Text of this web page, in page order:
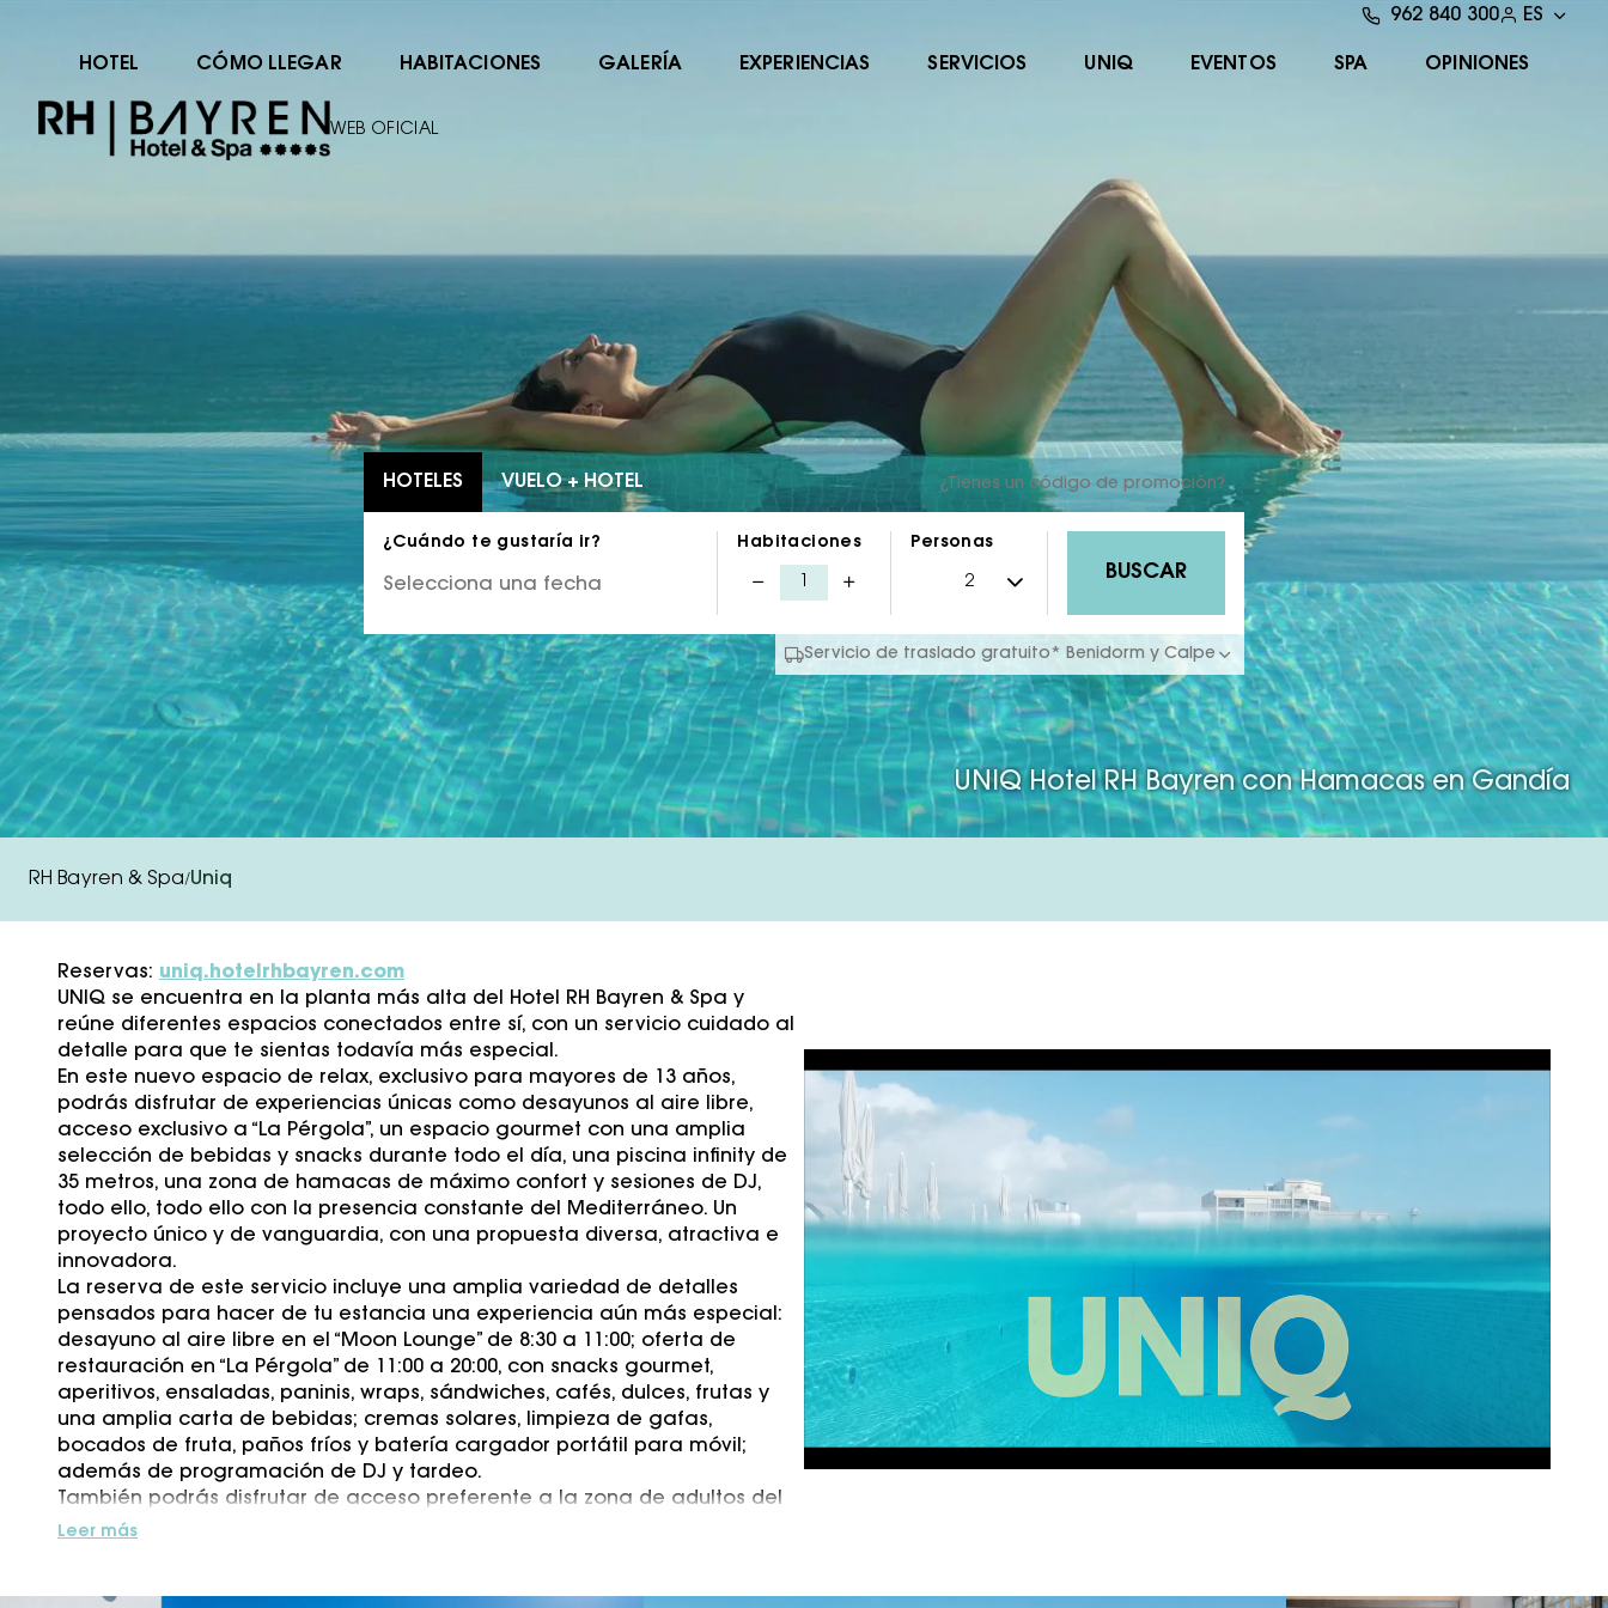
HOTEL CÓMO LLEGAR HABITACIONES GALERÍA EXPERIENCIAS SERVICIOS UNIQ EVENTOS SPA OPINIONES
WEB OFICIAL
962 840 300 ES
UNIQ Hotel RH Bayren con Hamacas en Gandía
HOTELES VUELO + HOTEL
¿Cuándo te gustaría ir? Habitaciones Personas
BUSCAR
¿Tienes un código de promoción?
Servicio de traslado gratuito* Benidorm y Calpe
RH Bayren & Spa/Uniq
Reservas: uniq.hotelrhbayren.com
UNIQ se encuentra en la planta más alta del Hotel RH Bayren & Spa y
reúne diferentes espacios conectados entre sí, con un servicio cuidado al
detalle para que te sientas todavía más especial.
En este nuevo espacio de relax, exclusivo para mayores de 13 años,
podrás disfrutar de experiencias únicas como desayunos al aire libre,
acceso exclusivo a “La Pérgola”, un espacio gourmet con una amplia
selección de bebidas y snacks durante todo el día, una piscina infinity de
35 metros, una zona de hamacas de máximo confort y sesiones de DJ,
todo ello, todo ello con la presencia constante del Mediterráneo. Un
proyecto único y de vanguardia, con una propuesta diversa, atractiva e
innovadora.
La reserva de este servicio incluye una amplia variedad de detalles
pensados para hacer de tu estancia una experiencia aún más especial:
desayuno al aire libre en el “Moon Lounge” de 8:30 a 11:00; oferta de
restauración en “La Pérgola” de 11:00 a 20:00, con snacks gourmet,
aperitivos, ensaladas, paninis, wraps, sándwiches, cafés, dulces, frutas y
una amplia carta de bebidas; cremas solares, limpieza de gafas,
bocados de fruta, paños fríos y batería cargador portátil para móvil;
además de programación de DJ y tardeo.
También podrás disfrutar de acceso preferente a la zona de adultos del
restaurante*, reservas preferentes en el spa con descuento*, carta de
Leer más